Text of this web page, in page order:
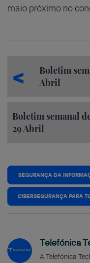
maio próximo no
Boletim
Abril
Boletim semanal
29 Abril
SEGURANÇA DA
CIBERSEGURANÇA PARA
Telefónica
A Telefónica